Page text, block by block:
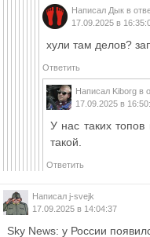
Написал Дык в
17.09.2025 в
хули там делов?
Ответить
Написал Kiborg в
17.09.2025 в
У нас таких
такой.
Ответить
Написал j-svejk
17.09.2025 в 14:04:37
Sky News: у России